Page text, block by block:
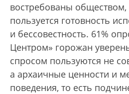
востребованы
пользуется готовность
и бессовестность. 61%
Центром» горожан
спросом пользуются не
а архаичные ценности и
поведения, то есть